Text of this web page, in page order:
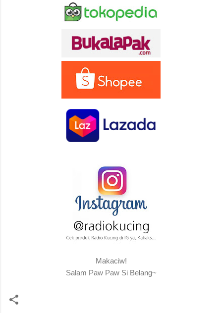
Makaciw!
Salam Paw Paw Si Belang~